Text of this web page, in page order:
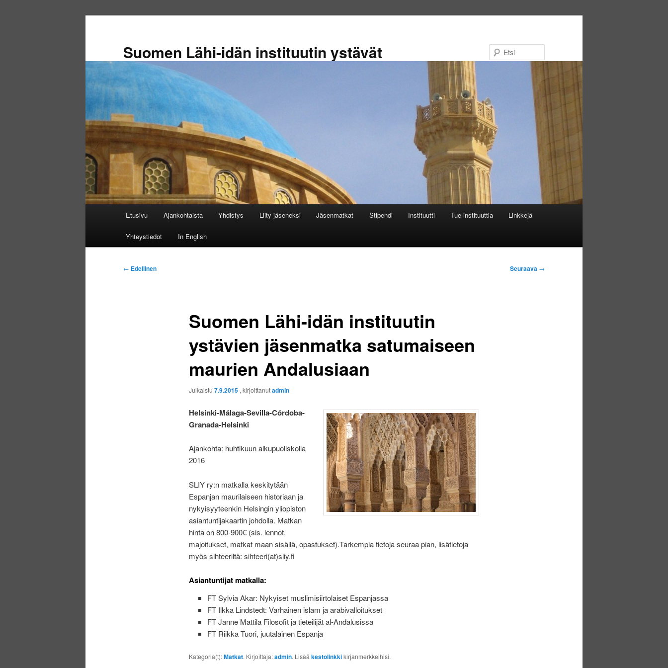
Suomen Lähi-idän instituutin ystävät
Etusivu Ajankohtaista Yhdistys Liity jäseneksi Jäsenmatkat Stipendi Instituutti Tue instituuttia Linkkejä
Yhteystiedot In English
Artikkelien
← Edellinen Seuraava →
Suomen Lähi-idän instituutin
ystävien jäsenmatka satumaiseen
maurien Andalusiaan
Julkaistu 7.9.2015 , kirjoittanutadmin
Helsinki-Málaga-Sevilla-Córdoba-
Granada-Helsinki
Ajankohta: huhtikuun alkupuoliskolla
2016
SLIY ry:n matkalla keskitytään
Espanjan maurilaiseen historiaan ja
nykyisyyteenkin Helsingin yliopiston
asiantuntijakaartin johdolla. Matkan
hinta on 800-900€ (sis. lennot,
majoitukset, matkat maan sisällä, opastukset).Tarkempia tietoja seuraa pian, lisätietoja
myös sihteeriltä: sihteeri(at)sliy.fi
Asiantuntijat matkalla:
FT Sylvia Akar: Nykyiset muslimisiirtolaiset Espanjassa
FT Ilkka Lindstedt: Varhainen islam ja arabivalloitukset
FT Janne Mattila Filosofit ja tieteilijät al-Andalusissa
FT Riikka Tuori, juutalainen Espanja
Kategoria(t):Matkat. Kirjoittaja:admin. Lisää kestolinkkikirjanmerkkeihisi.